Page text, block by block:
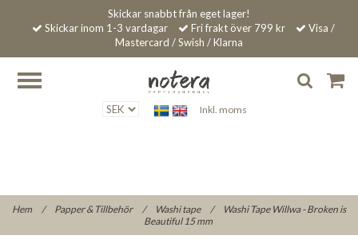
Skickar snabbt från eget lager!
Skickar inom 1-3 vardagar
Fri frakt över 799 kr
Visa /
Mastercard / Swish / Klarna
Inkl. moms
Hem / Papper & Tillbehör / Washi tape /
Washi Tape Willwa - Broken is
Beautiful 15 mm